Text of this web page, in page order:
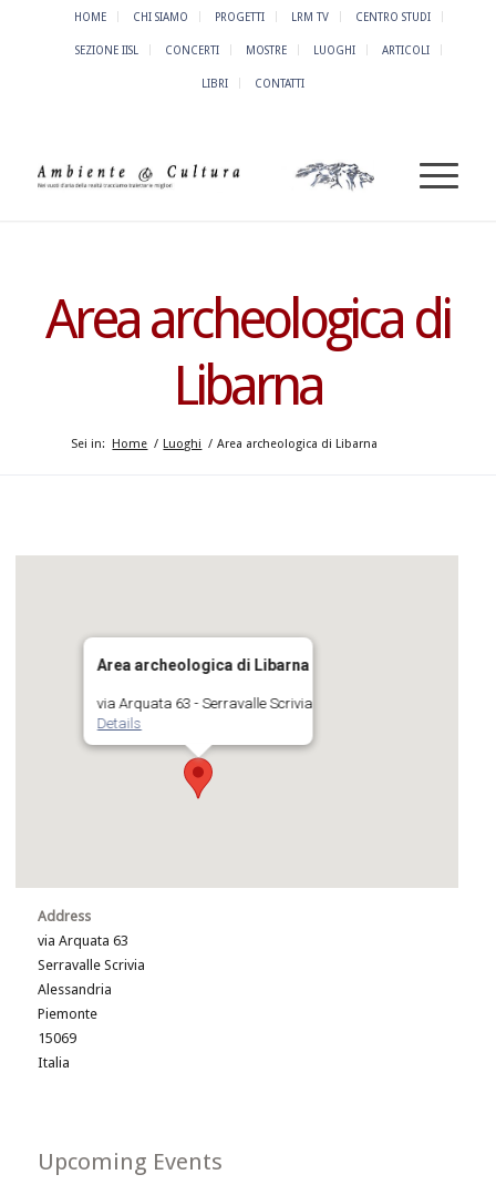
HOME CHI SIAMO PROGETTI LRM TV CENTRO STUDI
SEZIONE IISL CONCERTI MOSTRE LUOGHI ARTICOLI
LIBRI CONTATTI
Area archeologica di
Libarna
Sei in: Home / Luoghi / Area archeologica di Libarna
Area archeologica di Libarna
via Arquata 63 - Serravalle Scrivia
Details
Address
via Arquata 63
Serravalle Scrivia
Alessandria
Piemonte
15069
Italia
Upcoming Events